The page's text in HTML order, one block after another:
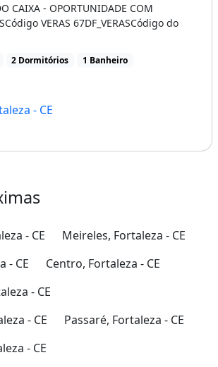
CAIXA - OPORTUNIDADE COM
VERAS 67DF_VERASCódigo do
2 Dormitórios
1 Banheiro
- CE
- CE
Meireles, Fortaleza - CE
- CE
Centro, Fortaleza - CE
- CE
- CE
Passaré, Fortaleza - CE
- CE